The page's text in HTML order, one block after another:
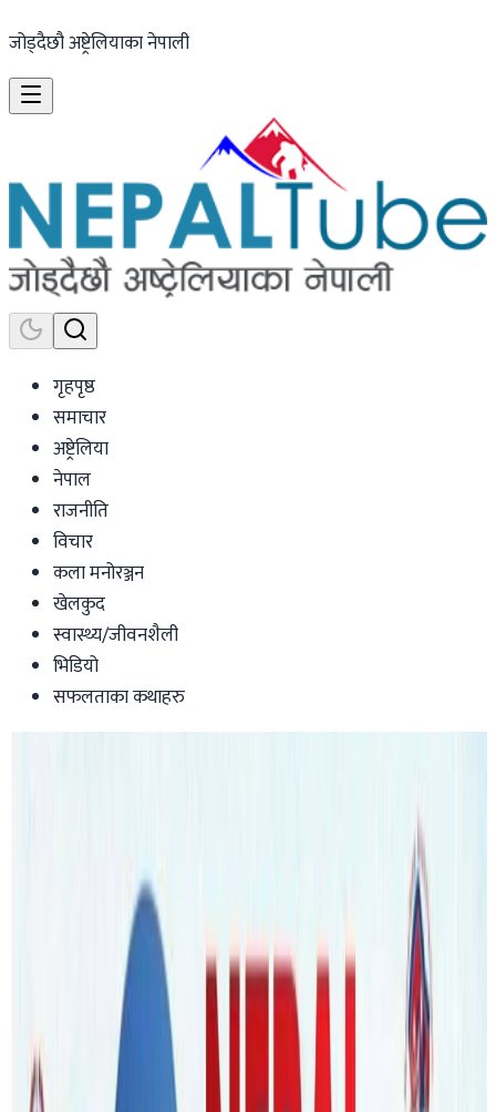
जोड्दैछौ अष्ट्रेलियाका नेपाली
गृहपृष्ठ
समाचार
अष्ट्रेलिया
नेपाल
राजनीति
विचार
कला मनोरञ्जन
खेलकुद
स्वास्थ्य/जीवनशैली
भिडियो
सफलताका कथाहरु
Nepaltube Australia